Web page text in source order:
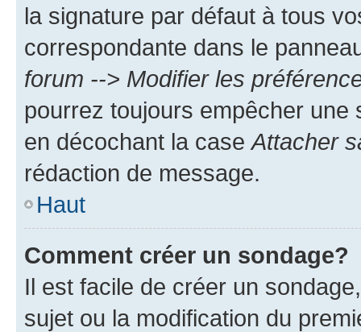
la signature par défaut à tous
correspondante dans le
forum --> Modifier les
pourrez toujours empêcher une
en décochant la case Attacher
rédaction de message.
Haut
Comment créer un sondage?
Il est facile de créer un
sujet ou la modification du